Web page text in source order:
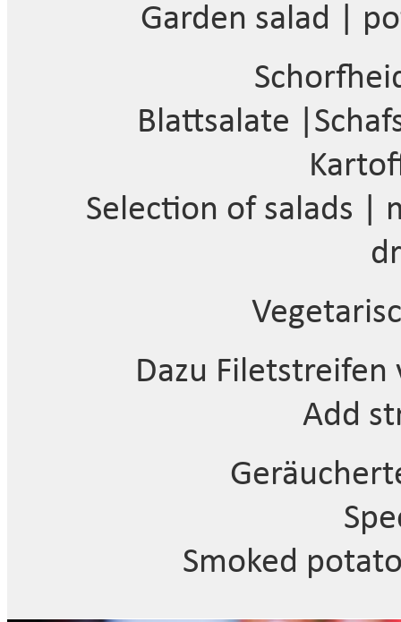
Garden salad |
Blattsalate
Selection of salads |
Dazu
Add
Smoked